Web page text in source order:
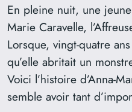
En pleine nuit, une
Marie Caravelle,
Lorsque, vingt-quatre
qu’elle abritait un
Voici l’histoire d’Anna-
semble avoir tant